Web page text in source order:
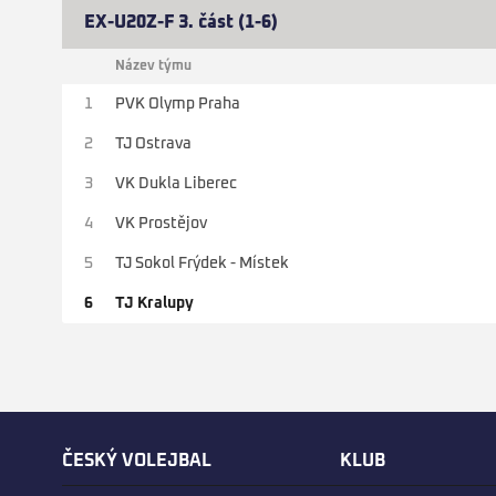
EX-U20Z-F 3. část (1-6)
Název týmu
1 PVK Olymp Praha
2 TJ Ostrava
3 VK Dukla Liberec
4 VK Prostějov
5 TJ Sokol Frýdek - Místek
6 TJ Kralupy
ČESKÝ VOLEJBAL KLUB